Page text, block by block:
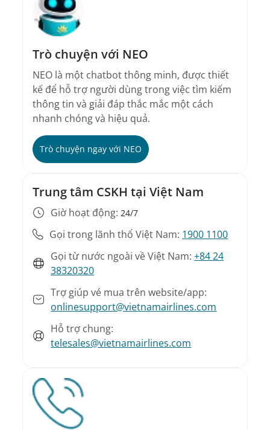
Trò chuyện với NEO
NEO là một chatbot thông minh, được thiết
kế để hỗ trợ người dùng trong việc tìm kiếm
thông tin và giải đáp thắc mắc một cách
nhanh chóng và hiệu quả.
Trò chuyện ngay với NEO
Trung tâm CSKH tại Việt Nam
Giờ hoạt động:24/7
Gọi trong lãnh thổ Việt Nam: 1900 1100
Gọi từ nước ngoài về Việt Nam: +84 24
38320320
Trợ giúp vé mua trên website/app:
onlinesupport@vietnamairlines.com
Hỗ trợ chung:
telesales@vietnamairlines.com